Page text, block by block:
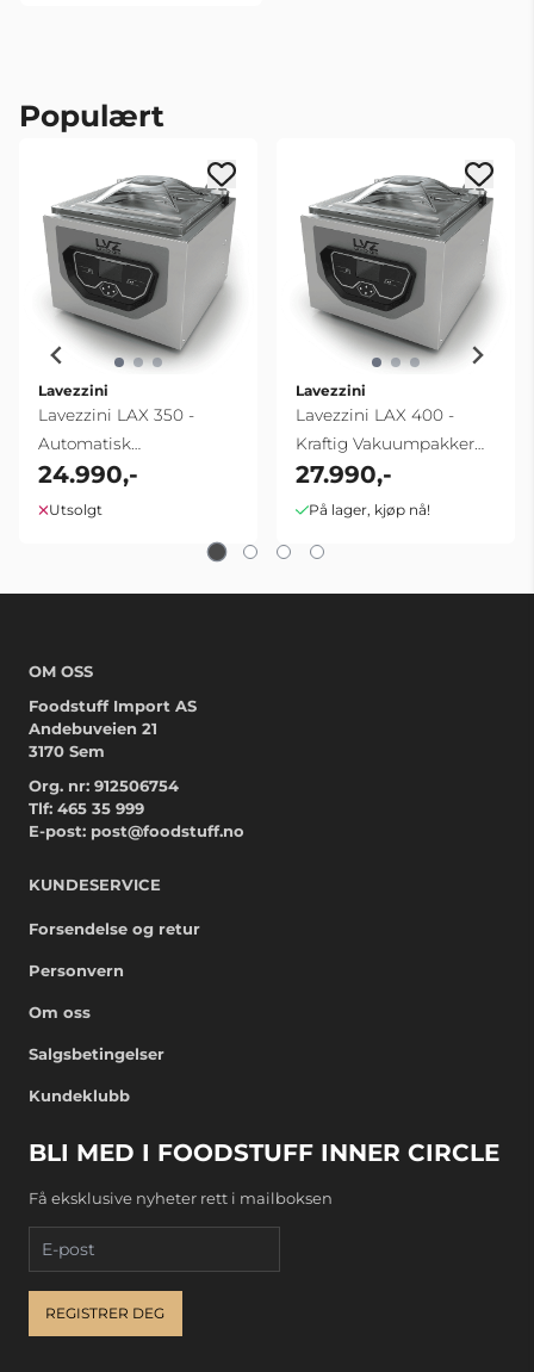
Populært
Lavezzini
Lavezzini LAX 350 -
Automatisk
Vakuumpakker 350mm |
10 m³/t
24.990,-
Utsolgt
Lavezzini
Lavezzini LAX 400 -
Kraftig Vakuumpakker
400mm | 16 m3/t
27.990,-
På lager, kjøp nå!
OM OSS
Foodstuff Import AS
Andebuveien 21
3170 Sem
Org. nr: 912506754
Tlf: 465 35 999
E-post: post@foodstuff.no
KUNDESERVICE
Forsendelse og retur
Personvern
Om oss
Salgsbetingelser
Kundeklubb
BLI MED I FOODSTUFF INNER CIRCLE
Få eksklusive nyheter rett i mailboksen
REGISTRER DEG